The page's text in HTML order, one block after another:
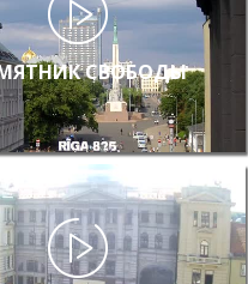
СВОБОДЫ